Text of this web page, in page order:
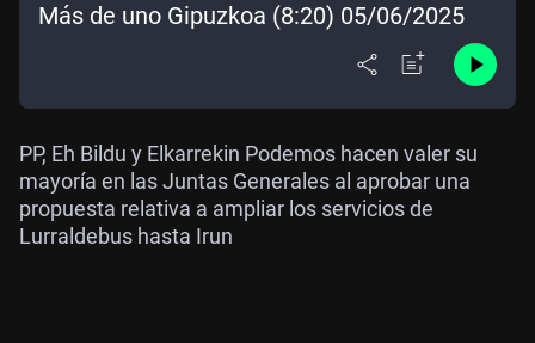
Más de uno Gipuzkoa (8:20) 05/06/2025
PP, Eh Bildu y Elkarrekin Podemos hacen valer su
mayoría en las Juntas Generales al aprobar una
propuesta relativa a ampliar los servicios de
Lurraldebus hasta Irun